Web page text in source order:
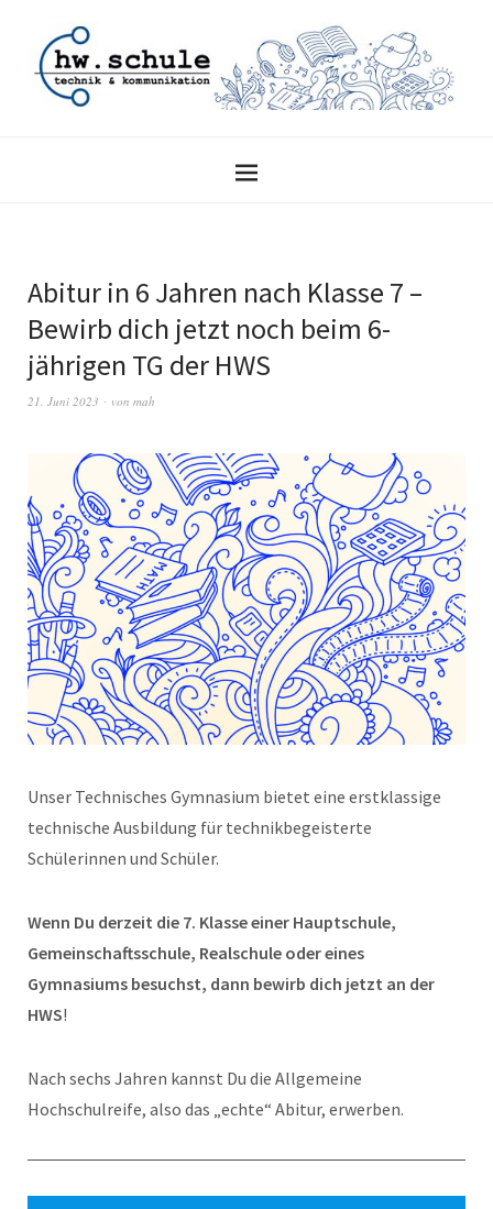
Abitur in 6 Jahren nach Klasse 7 –
Bewirb dich jetzt noch beim 6-
jährigen TG der HWS
21. Juni 2023 von mah
Unser Technisches Gymnasium bietet eine erstklassige
technische Ausbildung für technikbegeisterte
Schülerinnen und Schüler.
Wenn Du derzeit die 7. Klasse einer Hauptschule,
Gemeinschaftsschule, Realschule oder eines
Gymnasiums besuchst, dann bewirb dich jetzt an der
HWS!
Nach sechs Jahren kannst Du die Allgemeine
Hochschulreife, also das „echte“ Abitur, erwerben.